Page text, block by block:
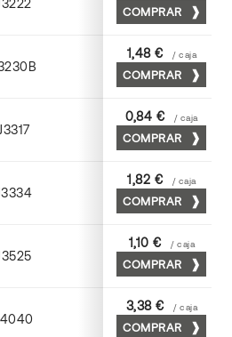
Kraft
COMPRAR
Blanco
1,48 € / caja
COMPRAR
Kraft
0,84 € / caja
COMPRAR
Cuero
1,82 € / caja
COMPRAR
Kraft
1,10 € / caja
COMPRAR
Cuero
3,38 € / caja
COMPRAR